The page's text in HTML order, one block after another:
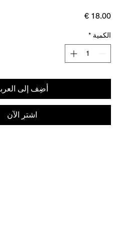
السعر
الكمية *
أضِف إلى
اشترِ الآن